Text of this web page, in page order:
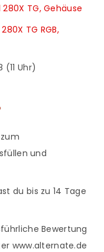
TG, Gehäuse
TG RGB,
(11 Uhr)
und
du bis zu 14 Tage
Bewertung
www.alternate.de